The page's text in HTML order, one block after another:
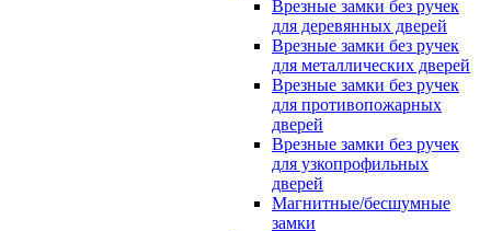
Врезные замки без ручек
для деревянных дверей
Врезные замки без ручек
для металлических дверей
Врезные замки без ручек
для противопожарных
дверей
Врезные замки без ручек
для узкопрофильных
дверей
Магнитные/бесшумные
замки